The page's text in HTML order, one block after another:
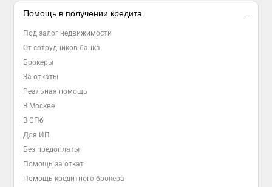
Помощь в получении кредита
Под залог недвижимости
От сотрудников банка
Брокеры
За откаты
Реальная помощь
В Москве
В СПб
Для ИП
Без предоплаты
Помощь за откат
Помощь кредитного брокера